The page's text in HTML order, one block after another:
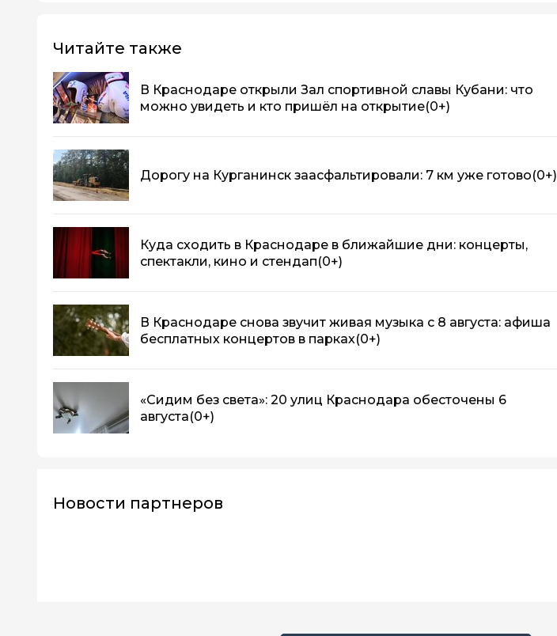
Читайте также
В Краснодаре открыли Зал спортивной славы Кубани: что
можно увидеть и кто пришёл на открытие(0+)
Дорогу на Курганинск заасфальтировали: 7 км уже готово(0+)
Куда сходить в Краснодаре в ближайшие дни: концерты,
спектакли, кино и стендап(0+)
В Краснодаре снова звучит живая музыка с 8 августа: афиша
бесплатных концертов в парках(0+)
«Сидим без света»: 20 улиц Краснодара обесточены 6
августа(0+)
Новости партнеров